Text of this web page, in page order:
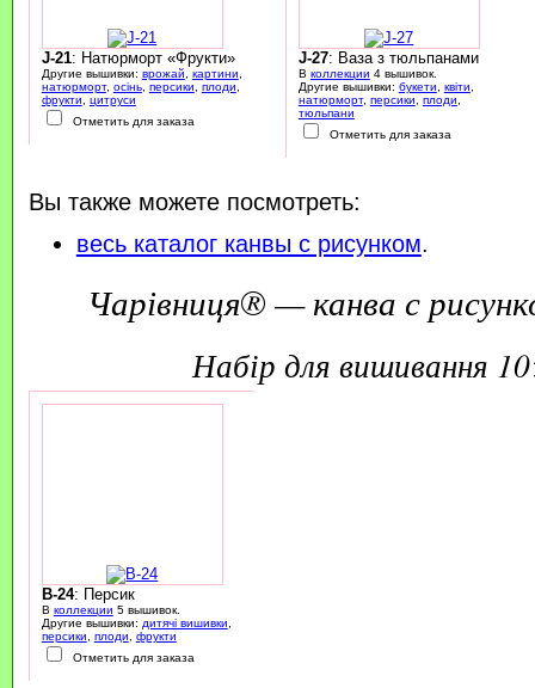
J-21: Натюрморт «Фрукти»
Другие вышивки: врожай картини
натюрморт, осінь, персики плоди
фрукти
цитруси
Отметить для заказа
J-27: Ваза з тюльпанами
В коллекции 4 вышивок.
Другие вышивки: букети квіти
натюрморт, персики плоди
тюльпани
Отметить для заказа
Вы также можете посмотреть:
весь каталог канвы с рисунком.
Чарівниця® — канва с
набір для вишивання
B-24: Персик
В коллекции 5 вышивок.
Другие вышивки: дитячі вишивки,
персики, плоди, фрукти
Отметить для заказа